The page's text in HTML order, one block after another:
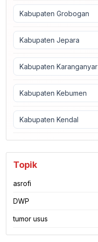
Kabupaten Grobogan
Kabupaten Jepara
Kabupaten Karanganyar
Kabupaten Kebumen
Kabupaten Kendal
Topik
asrofi
DWP
tumor usus